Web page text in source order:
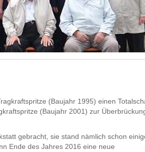
(Baujahr 1995) einen
(Baujahr 2001) zur
gebracht, sie stand nämlich schon
Ende des Jahres 2016 eine neue